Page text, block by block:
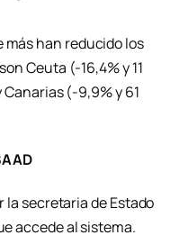
han reducido los
Ceuta (-16,4% y 11
Canarias (-9,9% y 61
secretaria de Estado
accede al sistema.